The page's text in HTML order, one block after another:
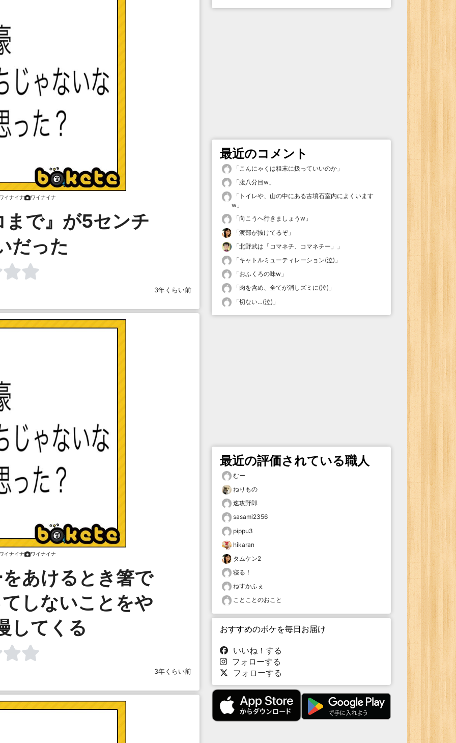
イナイナ ワイナイナ
で』が5センチ
だった
3年くらい前
イナイナ ワイナイナ
あけるとき箸で
しないことをや
してくる
3年くらい前
最近のコメント
「こんにゃくは粗末に扱っていいのか 」
「腹八分目w 」
「 トイレや、山の中にある古墳石室内によくいます
w 」
「向こうへ行きましょうw 」
「渡部が抜けてるぞ」
「北野武は「コマネチ、コマネチー」
」
「キャトルミューティレーション(泣) 」
「おふくろの味w 」
「肉を含め、全てが消しズミに(泣) 」
「切ない…(泣) 」
最近の評価されている職人
むー
ねりもの
速攻野郎
sasami2356
pippu3
hikaran
タムケン2
寝る！
ねすかふぇ
ことことのおこと
おすすめのボケを毎日お届け
いいね！する
フォローする
フォローする